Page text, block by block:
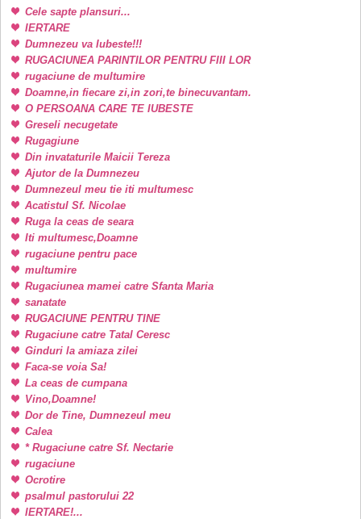
Cele sapte plansuri...
IERTARE
Dumnezeu va Iubeste!!!
RUGACIUNEA PARINTILOR PENTRU FIII LOR
rugaciune de multumire
Doamne,in fiecare zi,in zori,te binecuvantam.
O PERSOANA CARE TE IUBESTE
Greseli necugetate
Rugagiune
Din invataturile Maicii Tereza
Ajutor de la Dumnezeu
Dumnezeul meu tie iti multumesc
Acatistul Sf. Nicolae
Ruga la ceas de seara
Iti multumesc,Doamne
rugaciune pentru pace
multumire
Rugaciunea mamei catre Sfanta Maria
sanatate
RUGACIUNE PENTRU TINE
Rugaciune catre Tatal Ceresc
Ginduri la amiaza zilei
Faca-se voia Sa!
La ceas de cumpana
Vino,Doamne!
Dor de Tine, Dumnezeul meu
Calea
* Rugaciune catre Sf. Nectarie
rugaciune
Ocrotire
psalmul pastorului 22
IERTARE!...